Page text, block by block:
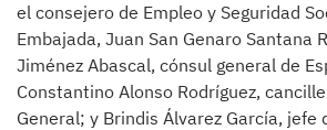
el consejero de Empleo y Seguridad
Embajada, Juan San Genaro Santana
Jiménez Abascal, cónsul general de
Constantino Alonso Rodríguez,
General; y Brindis Álvarez García, jefe